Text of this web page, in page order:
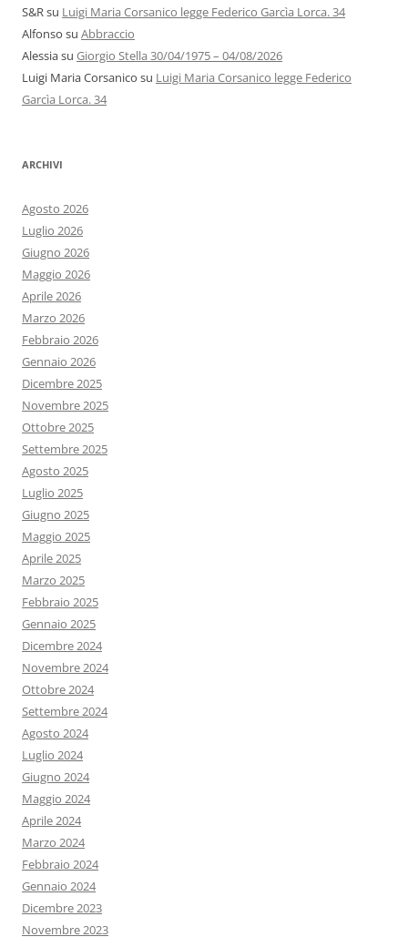
S&Rsu Luigi Maria Corsanico legge Federico Garcìa Lorca. 34
Alfonso su Abbraccio
Alessiasu Giorgio Stella 30/04/1975 – 04/08/2026
Luigi Maria Corsanico su Luigi Maria Corsanico legge Federico
Garcìa Lorca. 34
ARCHIVI
Agosto 2026
Luglio 2026
Giugno 2026
Maggio 2026
Aprile 2026
Marzo 2026
Febbraio 2026
Gennaio 2026
Dicembre 2025
Novembre 2025
Ottobre 2025
Settembre 2025
Agosto 2025
Luglio 2025
Giugno 2025
Maggio 2025
Aprile 2025
Marzo 2025
Febbraio 2025
Gennaio 2025
Dicembre 2024
Novembre 2024
Ottobre 2024
Settembre 2024
Agosto 2024
Luglio 2024
Giugno 2024
Maggio 2024
Aprile 2024
Marzo 2024
Febbraio 2024
Gennaio 2024
Dicembre 2023
Novembre 2023